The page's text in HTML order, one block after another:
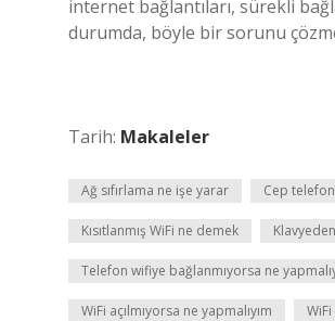
internet bağlantıları, sürekli
durumda, böyle bir sorunu
Tarih: Makaleler
Ağ sıfırlama ne işe yarar Cep
Kısıtlanmış WiFi ne demek
Telefon wifiye bağlanmıyorsa ne
WiFi açılmıyorsa ne yapmalıyım WiFi